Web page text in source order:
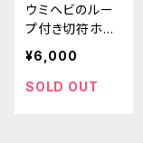
ウミヘビのルー
プ付き切符ホル
ダー
¥6,000
SOLD OUT